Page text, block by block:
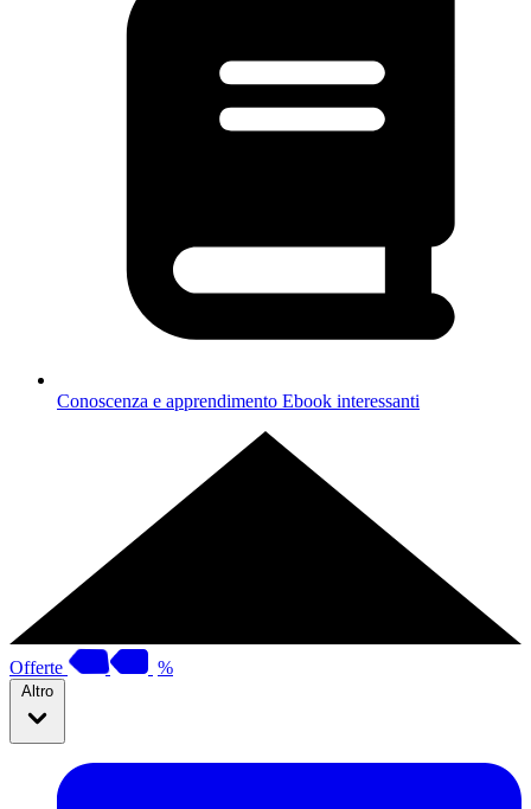
Conoscenza e apprendimento Ebook interessanti
Offerte %
Altro